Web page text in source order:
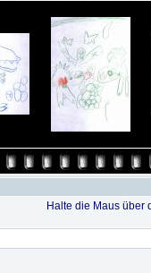
Halte die Maus über